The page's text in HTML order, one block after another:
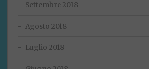
Settembre 2018
Agosto 2018
Luglio 2018